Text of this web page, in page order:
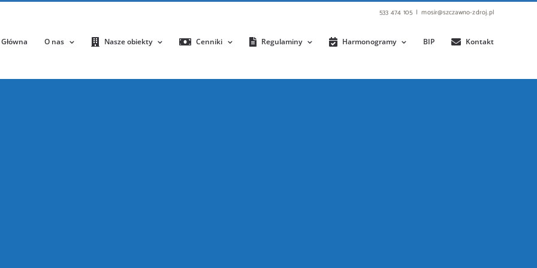
533 474 105 | mosir@szczawno-zdroj.pl
O nas Nasze obiekty Cenniki Regulaminy Harmonogramy BIP Kontakt